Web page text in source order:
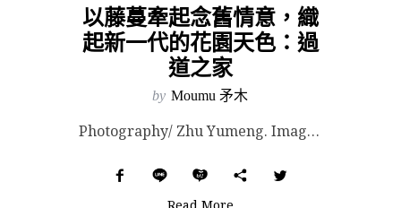
以藤蔓牽起念舊情意，織
起新一代的花園天色：過
道之家
by Moumu 矛木
Photography/ Zhu Yumeng. Images Courtesy of CHAOFF...